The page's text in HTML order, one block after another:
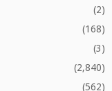
(2)
(168)
(3)
(2,840)
(562)